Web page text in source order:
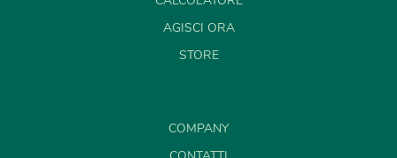
AGISCI ORA
STORE
COMPANY